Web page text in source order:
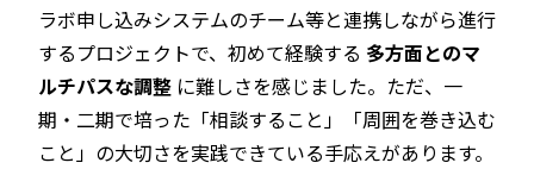
ラボ申し込みシステムのチーム等と連携しながら進行
するプロジェクトで、初めて経験する 多方面とのマ
ルチパスな調整 に難しさを感じました。ただ、一
期・二期で培った「相談すること」「周囲を巻き込む
こと」の大切さを実践できている手応えがあります。